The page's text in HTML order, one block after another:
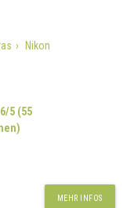
Nikon
5 (55
MEHR INFOS